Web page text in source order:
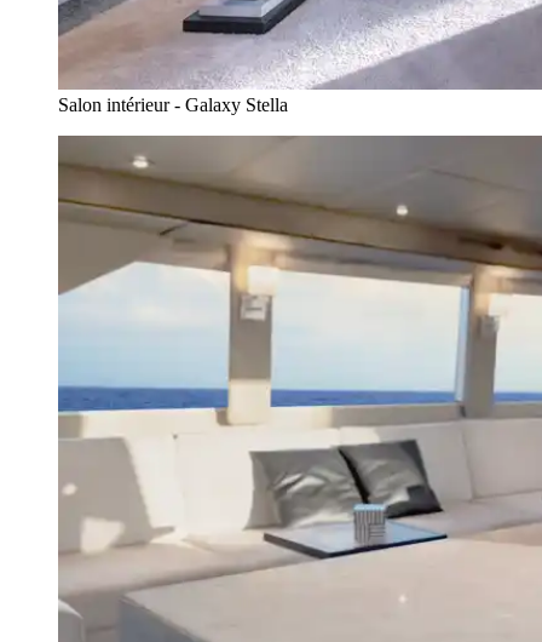
Salon intérieur - Galaxy Stella